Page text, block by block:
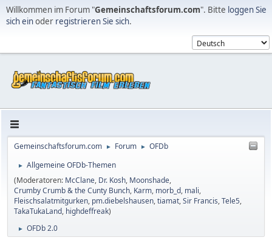
Willkommen im Forum "Gemeinschaftsforum.com". Bitte loggen Sie
sich einoder registrieren Sie sich.
Gemeinschaftsforum.com ► Forum ► OFDb
►
Allgemeine OFDb-Themen
(Moderatoren: McClane, Dr. Kosh, Moonshade,
Crumby Crumb & the Cunty Bunch, Karm, morb_d, mali,
Fleischsalatmitgurken, pm.diebelshausen,tiamat,Sir Francis,Tele5,
TakaTukaLand, highdeffreak)
► OFDb 2.0